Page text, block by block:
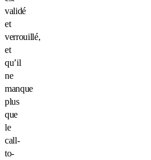
validé
et
verrouillé,
et
qu’il
ne
manque
plus
que
le
call-
to-